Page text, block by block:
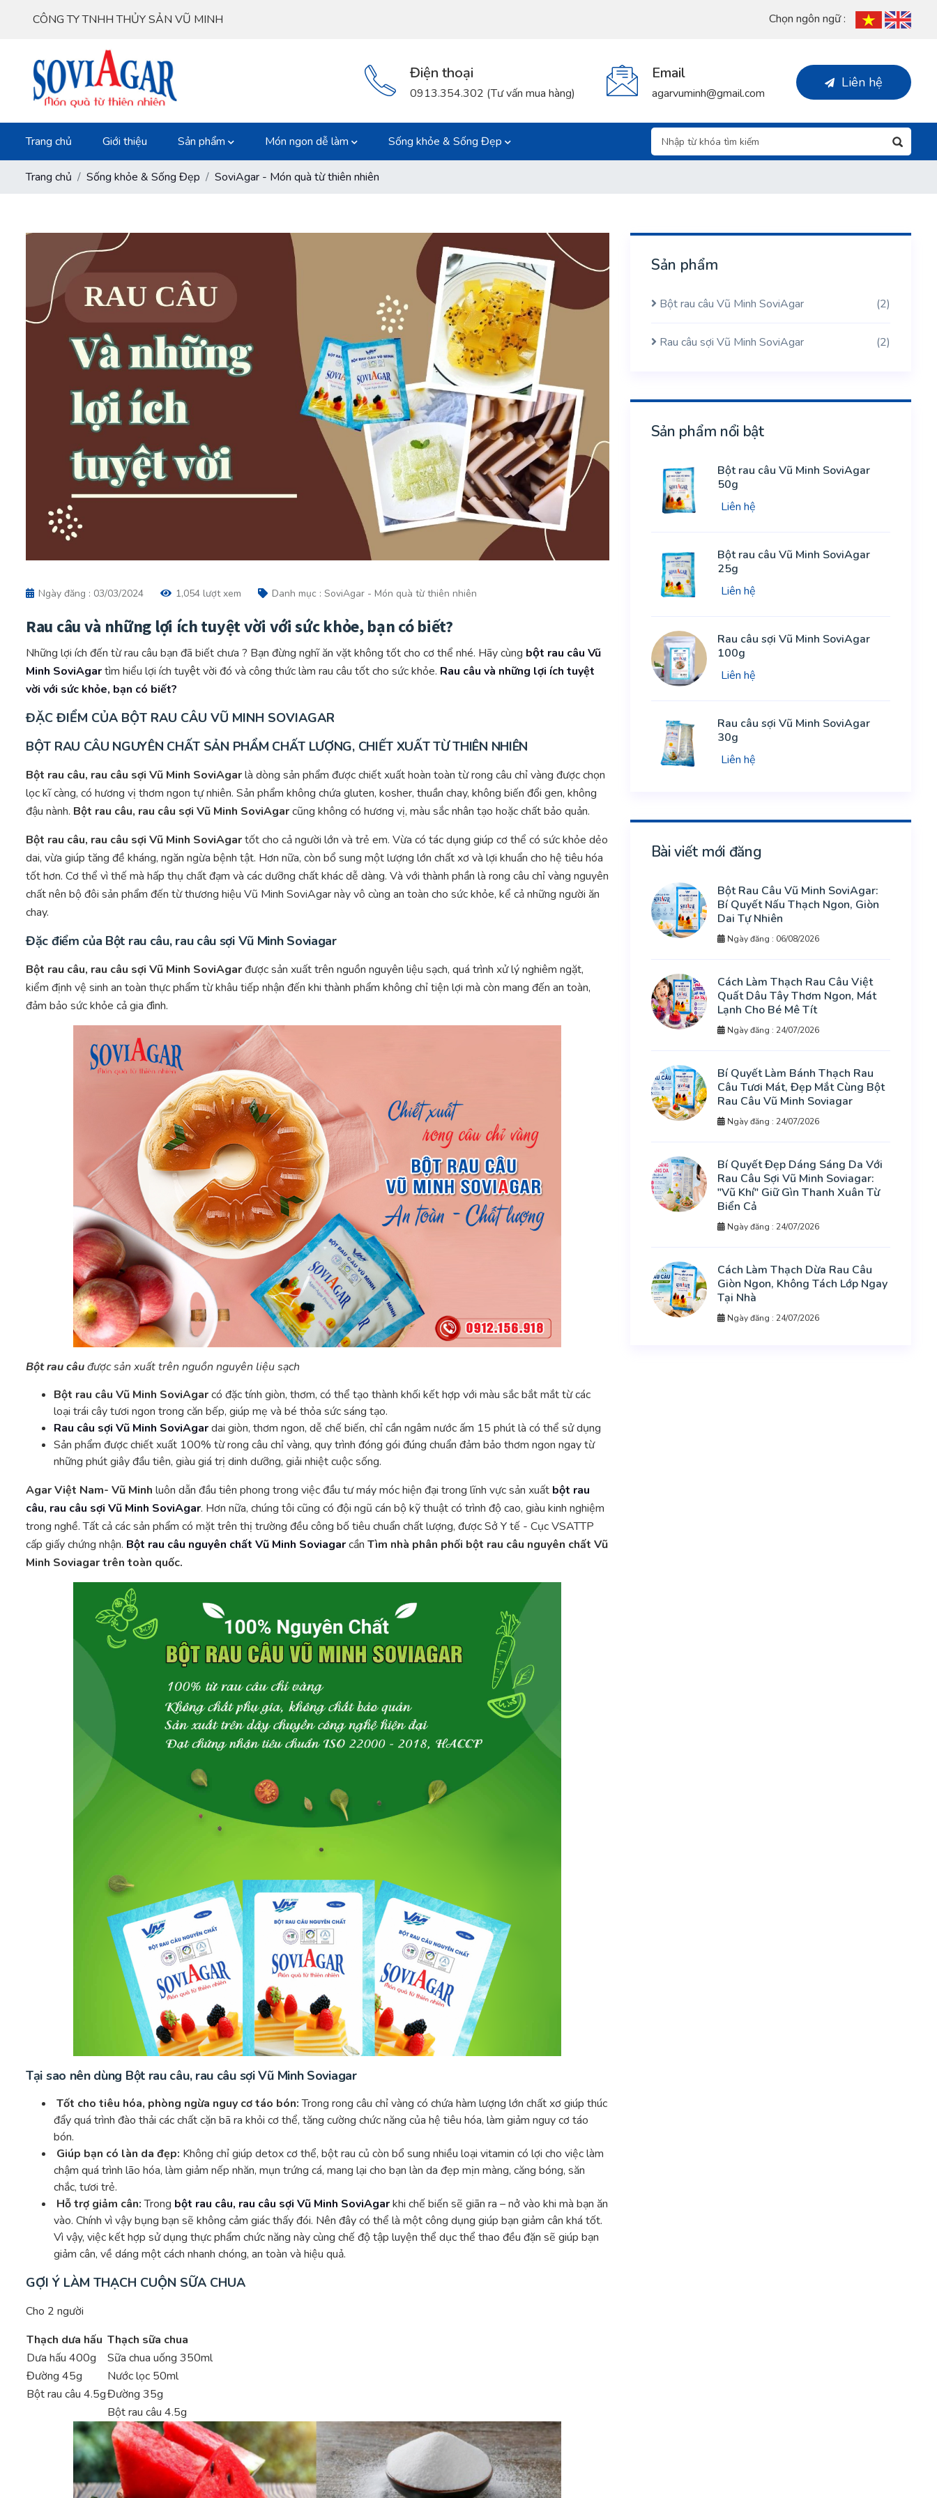
CÔNG TY TNHH THỦY SẢN VŨ MINH Chọn ngôn ngữ :
Liên hệ
Email
agarvuminh@gmail.com
Điện thoại
0913.354.302 (Tư vấn mua hàng)
Trang chủ Giới thiệu Sản phẩm Món ngon dễ làm Sống khỏe & Sống Đẹp
Trang chủ Sống khỏe & Sống Đẹp SoviAgar - Món quà từ thiên nhiên
Ngày đăng : 03/03/2024 1,054 lượt xem Danh mục : SoviAgar - Món quà từ thiên nhiên
Rau câu và những lợi ích tuyệt vời với sức khỏe, bạn có biết?
Những lợi ích đến từ rau câu bạn đã biết chưa ? Bạn đừng nghĩ ăn vặt không tốt cho cơ thể nhé. Hãy cùng bột rau câu Vũ
Minh SoviAgartìm hiểu lợi ích tuyệt vời đó và công thức làm rau câu tốt cho sức khỏe. Rau câu và những lợi ích tuyệt
vời với sức khỏe, bạn có biết?
ĐẶC ĐIỂM CỦA BỘT RAU CÂU VŨ MINH SOVIAGAR
BỘT RAU CÂU NGUYÊN CHẤT SẢN PHẨM CHẤT LƯỢNG, CHIẾT XUẤT TỪ THIÊN NHIÊN
Bột rau câu, rau câu sợi Vũ Minh SoviAgarlà dòng sản phẩm được chiết xuất hoàn toàn từ rong câu chỉ vàng được chọn
lọc kĩ càng, có hương vị thơm ngon tự nhiên. Sản phẩm không chứa gluten, kosher, thuần chay, không biến đổi gen, không
đậu nành. Bột rau câu, rau câu sợi Vũ Minh SoviAgarcũng không có hương vị, màu sắc nhân tạo hoặc chất bảo quản.
Bột rau câu, rau câu sợi Vũ Minh SoviAgartốt cho cả người lớn và trẻ em. Vừa có tác dụng giúp cơ thể có sức khỏe dẻo
dai, vừa giúp tăng đề kháng, ngăn ngừa bệnh tật. Hơn nữa, còn bổ sung một lượng lớn chất xơ và lợi khuẩn cho hệ tiêu hóa
tốt hơn. Cơ thể vì thế mà hấp thụ chất đạm và các dưỡng chất khác dễ dàng. Và với thành phần là rong câu chỉ vàng nguyên
chất nên bộ đôi sản phẩm đến từ thương hiệu Vũ Minh SoviAgar này vô cùng an toàn cho sức khỏe, kể cả những người ăn
chay.
Đặc điểm của Bột rau câu, rau câu sợi Vũ Minh Soviagar
Bột rau câu, rau câu sợi Vũ Minh SoviAgarđược sản xuất trên nguồn nguyên liệu sạch, quá trình xử lý nghiêm ngặt,
kiểm định vệ sinh an toàn thực phẩm từ khâu tiếp nhận đến khi thành phẩm không chỉ tiện lợi mà còn mang đến an toàn,
đảm bảo sức khỏe cả gia đình.
Bột rau câuđược sản xuất trên nguồn nguyên liệu sạch
Bột rau câu Vũ Minh SoviAgarcó đặc tính giòn, thơm, có thể tạo thành khối kết hợp với màu sắc bắt mắt từ các
loại trái cây tươi ngon trong căn bếp, giúp mẹ và bé thỏa sức sáng tạo.
Rau câu sợi Vũ Minh SoviAgardai giòn, thơm ngon, dễ chế biến, chỉ cần ngâm nước ấm 15 phút là có thể sử dụng
Sản phẩm được chiết xuất 100% từ rong câu chỉ vàng, quy trình đóng gói đúng chuẩn đảm bảo thơm ngon ngay từ
những phút giây đầu tiên, giàu giá trị dinh dưỡng, giải nhiệt cuộc sống.
Agar Việt Nam- Vũ Minh luôn dẫn đầu tiên phong trong việc đầu tư máy móc hiện đại trong lĩnh vực sản xuất bột rau
câu, rau câu sợi Vũ Minh SoviAgar. Hơn nữa, chúng tôi cũng có đội ngũ cán bộ kỹ thuật có trình độ cao, giàu kinh nghiệm
trong nghề. Tất cả các sản phẩm có mặt trên thị trường đều công bố tiêu chuẩn chất lượng, được Sở Y tế - Cục VSATTP
cấp giấy chứng nhận. Bột rau câu nguyên chất Vũ Minh Soviagarcần Tìm nhà phân phối bột rau câu nguyên chất Vũ
Minh Soviagar trên toàn quốc.
Tại sao nên dùng Bột rau câu, rau câu sợi Vũ Minh Soviagar
Tốt cho tiêu hóa, phòng ngừa nguy cơ táo bón:Trong rong câu chỉ vàng có chứa hàm lượng lớn chất xơ giúp thúc
đẩy quá trình đào thải các chất cặn bã ra khỏi cơ thể, tăng cường chức năng của hệ tiêu hóa, làm giảm nguy cơ táo
bón.
Giúp bạn có làn da đẹp: Không chỉ giúp detox cơ thể, bột rau củ còn bổ sung nhiều loại vitamin có lợi cho việc làm
chậm quá trình lão hóa, làm giảm nếp nhăn, mụn trứng cá, mang lại cho bạn làn da đẹp mịn màng, căng bóng, săn
chắc, tươi trẻ.
Hỗ trợ giảm cân:Trong bột rau câu, rau câu sợi Vũ Minh SoviAgarkhi chế biến sẽ giãn ra – nở vào khi mà bạn ăn
vào. Chính vì vậy bụng bạn sẽ không cảm giác thấy đói. Nên đây có thể là một công dụng giúp bạn giảm cân khá tốt.
Vì vậy, việc kết hợp sử dụng thực phẩm chức năng này cùng chế độ tập luyện thể dục thể thao đều đặn sẽ giúp bạn
giảm cân, về dáng một cách nhanh chóng, an toàn và hiệu quả.
GỢI Ý LÀM THẠCH CUỘN SỮA CHUA
Cho 2 người
Thạch dưa hấu Thạch sữa chua
Dưa hấu 400g
Sữa chua uống 350ml
Đường 45g
Nước lọc 50ml
Bột rau câu 4.5gĐường 35g
Bột rau câu 4.5g
Sản phẩm
Bột rau câu Vũ Minh SoviAgar (2)
Rau câu sợi Vũ Minh SoviAgar (2)
Sản phẩm nổi bật
Bột rau câu Vũ Minh SoviAgar
50g
Liên hệ
Bột rau câu Vũ Minh SoviAgar
25g
Liên hệ
Rau câu sợi Vũ Minh SoviAgar
100g
Liên hệ
Rau câu sợi Vũ Minh SoviAgar
30g
Liên hệ
Bài viết mới đăng
Bột Rau Câu Vũ Minh SoviAgar:
Bí Quyết Nấu Thạch Ngon, Giòn
Dai Tự Nhiên
Ngày đăng : 06/08/2026
Cách Làm Thạch Rau Câu Việt
Quất Dâu Tây Thơm Ngon, Mát
Lạnh Cho Bé Mê Tít
Ngày đăng : 24/07/2026
Bí Quyết Làm Bánh Thạch Rau
Câu Tươi Mát, Đẹp Mắt Cùng Bột
Rau Câu Vũ Minh Soviagar
Ngày đăng : 24/07/2026
Bí Quyết Đẹp Dáng Sáng Da Với
Rau Câu Sợi Vũ Minh Soviagar:
"Vũ Khí" Giữ Gìn Thanh Xuân Từ
Biển Cả
Ngày đăng : 24/07/2026
Cách Làm Thạch Dừa Rau Câu
Giòn Ngon, Không Tách Lớp Ngay
Tại Nhà
Ngày đăng : 24/07/2026